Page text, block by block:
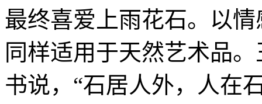
最终喜爱上雨花石。以
同样适用于天然艺术品
书说，“石居人外，人在